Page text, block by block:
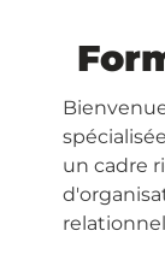
un cadre